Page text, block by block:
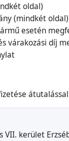
oldal)
(mindkét oldal)
esetén
várakozási díj
VII. kerület